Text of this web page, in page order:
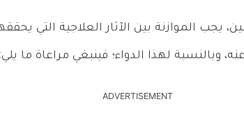
يجب الموازنة بين الآثار العلاجية التي
وبالنسبة لهذا الدواء؛ فينبغي مراعاة ما
ADVERTISEMENT